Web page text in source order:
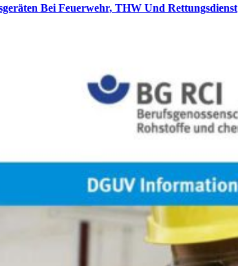
Bei Feuerwehr, THW Und Rettungsdienst